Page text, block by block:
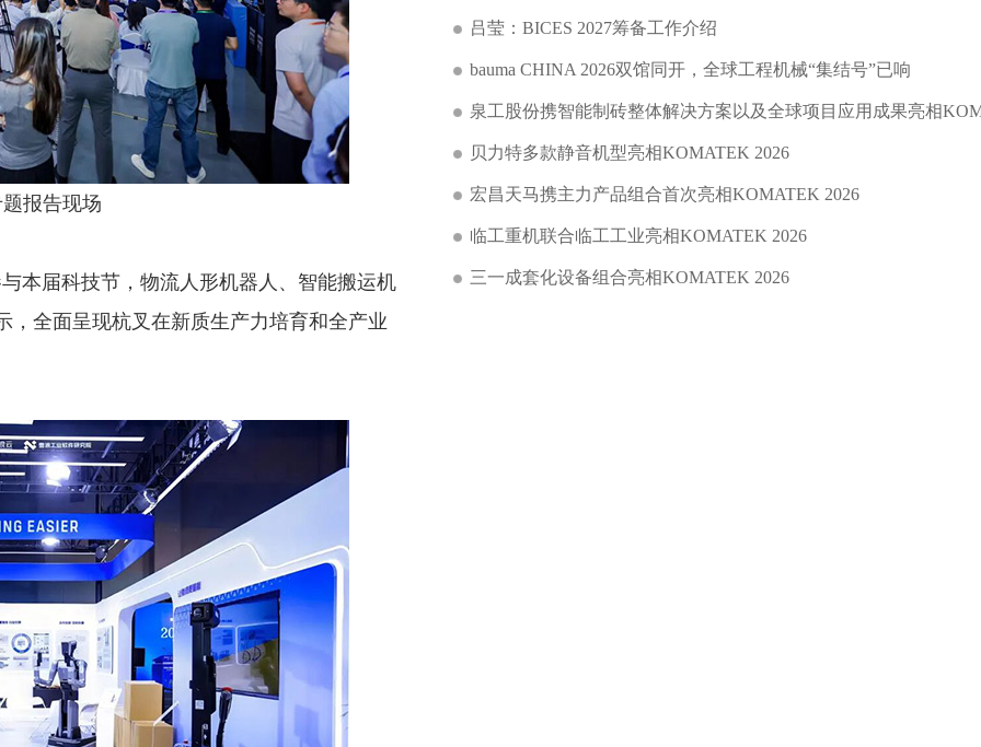
告现场
届科技节，物流人形机器人、智能搬运机
，全面呈现杭叉在新质生产力培育和全产业
吕莹：BICES 2027筹备工作介绍
bauma CHINA 2026双馆同开，全球工程机械“集结号”已响
泉工股份携智能制砖整体解决方案以及全球项目应用成果亮相
贝力特多款静音机型亮相KOMATEK 2026
宏昌天马携主力产品组合首次亮相KOMATEK 2026
临工重机联合临工工业亮相KOMATEK 2026
三一成套化设备组合亮相KOMATEK 2026